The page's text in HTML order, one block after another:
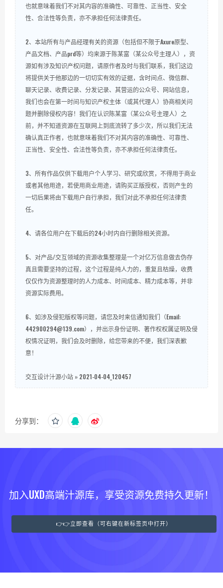
也就意味着我们不对其内容的准确性、可靠性、正当性、安全
性、合法性等负责，亦不承担任何法律责任。
2、本站所有与产品经理有关的资源（包括但不限于Axure原型、
产品文档、产品prd等）均来源于陈某富（某公众号主理人），资
源如有涉及知识产权问题，请原作者及时与我们联系，我们这边
将提供关于他那边的一切切实有效的证据，含时间点、微信群、
聊天记录、收费记录、分发记录、其营运的公众号、网站信息，
我们也会在第一时间与知识产权主体（或其代理人）协商相关问
题并删除侵权内容！我们在认识陈某富（某公众号主理人）之
前，并不知道资源在互联网上到底流转了多少次，所以我们无法
确认真正作者，也就意味着我们不对其内容的准确性、可靠性、
正当性、安全性、合法性等负责，亦不承担任何法律责任。
3、所有作品仅供下载用户个人学习、研究或欣赏，不得用于商业
或者其他用途，若使用商业用途，请购买正版授权，否则产生的
一切后果将由下载用户自行承担，我们对此不承担任何法律责
任。
4、请各位用户在下载后的24小时内自行删除相关资源。
5、对产品/交互领域的资源收集整理是一个对亿万信息做去伪存
真且需要坚持的过程，这个过程是纯人力的，重复且枯燥，收费
仅仅作为资源整理时的人力成本、时间成本、精力成本等，并非
资源实际费用。
6、如涉及侵犯版权等问题，请您及时来信通知我们（Email:
442900294@139.com），并出示身份证明、著作权权属证明及侵
权情况证明，我们会及时删除，给您带来的不便，我们深表歉
意！
交互设计汁源小站 » 2021-04-04_120457
分享到：
加入UXD高端汁源库，享受资源免费持久更新！
👉👉立即查看（可右键在新标签页中打开）